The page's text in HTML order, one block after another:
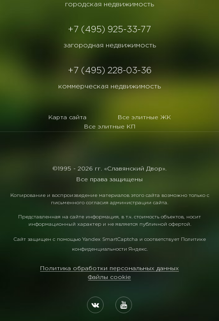
городская недвижимость
+7 (495) 925-33-77
загородная недвижимость
+7 (495) 228-03-36
коммерческая недвижимость
Карта сайта
Все элитные ЖК
Все элитные КП
©1995 - 2026 гг. «Славянский Двор».
Все права защищены
Копирование и воспроизведение материалов этого сайта возможно только с
письменного согласия администрации сайта.
Представленная на сайте информация, в т.ч. стоимость объектов, носит
информационный характер и не является публичной офертой.
Сайт защищен с помощью Yandex SmartCaptcha и соответствует Политике
конфиденциальности Яндекс.
Политика обработки персональных данных
Файлы cookie